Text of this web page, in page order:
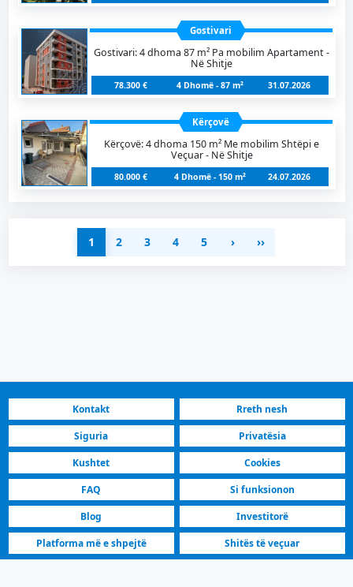
Gostivari
Gostivari: 4 dhoma 87 m² Pa mobilim Apartament -
Në Shitje
78.300 € 4 Dhomë - 87 m² 31.07.2026
Kërçovë
Kërçovë: 4 dhoma 150 m² Me mobilim Shtëpi e
Veçuar - Në Shitje
80.000 € 4 Dhomë - 150 m² 24.07.2026
1 2 3 4 5 › ››
Kontakt
Rreth nesh
Siguria
Privatësia
Kushtet
Cookies
FAQ
Si funksionon
Blog
Investitorë
Platforma më e shpejtë
Shitës të veçuar